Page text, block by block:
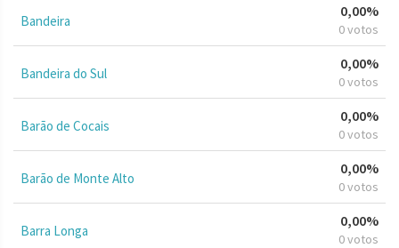
Bandeira
0,00%
0 votos
Bandeira do Sul
0,00%
0 votos
Barão de Cocais
0,00%
0 votos
Barão de Monte Alto
0,00%
0 votos
Barra Longa
0,00%
0 votos